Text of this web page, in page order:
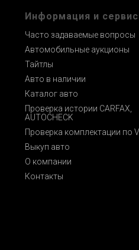
Информация и
Часто задаваемые вопросы
Автомобильные аукционы
Тайтлы
Авто в наличии
Каталог авто
Проверка истории CARFAX,
AUTOCHECK
Проверка комплектации по
Выкуп авто
О компании
Контакты